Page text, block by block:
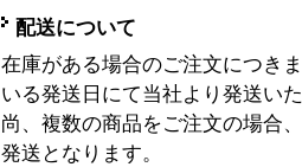
配送について
在庫がある場合のご注文につき
いる発送日にて当社より発送い
尚、複数の商品をご注文の場合
発送となります。